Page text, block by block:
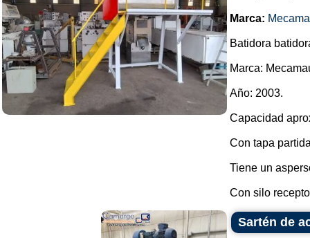
Marca:
Batidora
Marca:
Año: 2003.
Capacidad
Con tapa
Tiene un
Con silo
Sartén de